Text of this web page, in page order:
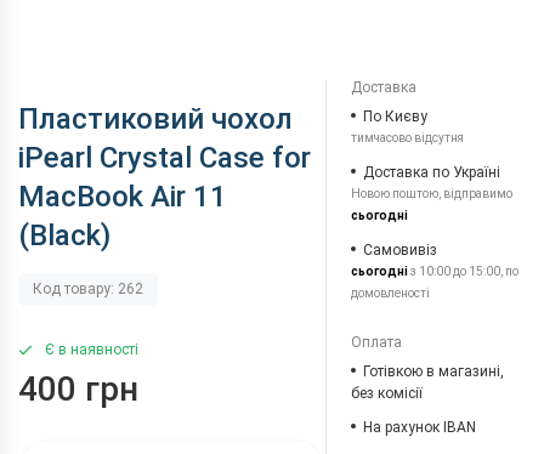
Пластиковий чохол
iPearl Crystal Case for
MacBook Air 11
(Black)
Код товару: 262
Є в наявності
400 грн
Доставка
По Києву
тимчасово відсутня
Доставка по Україні
Новою поштою, відправимо
сьогодні
Самовивіз
сьогодніз 10:00 до 15:00, по
домовленості
Оплата
Готівкою в магазині,
без комісії
На рахунок IBAN